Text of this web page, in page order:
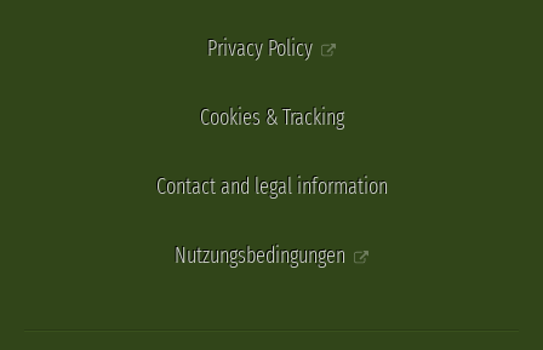
Privacy Policy
Cookies & Tracking
Contact and legal information
Nutzungsbedingungen